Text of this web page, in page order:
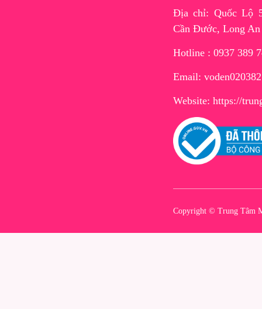
Địa chỉ: Quốc Lộ
Cần Đước, Long An
Hotline : 0937 389
Email:
Website: https://
Copyright © Trung Tâm